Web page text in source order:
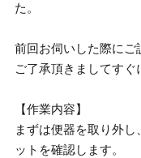
た。
前回お伺いした際にご
ご了承頂きましてすぐ
【作業内容】
まずは便器を取り外
ットを確認します。